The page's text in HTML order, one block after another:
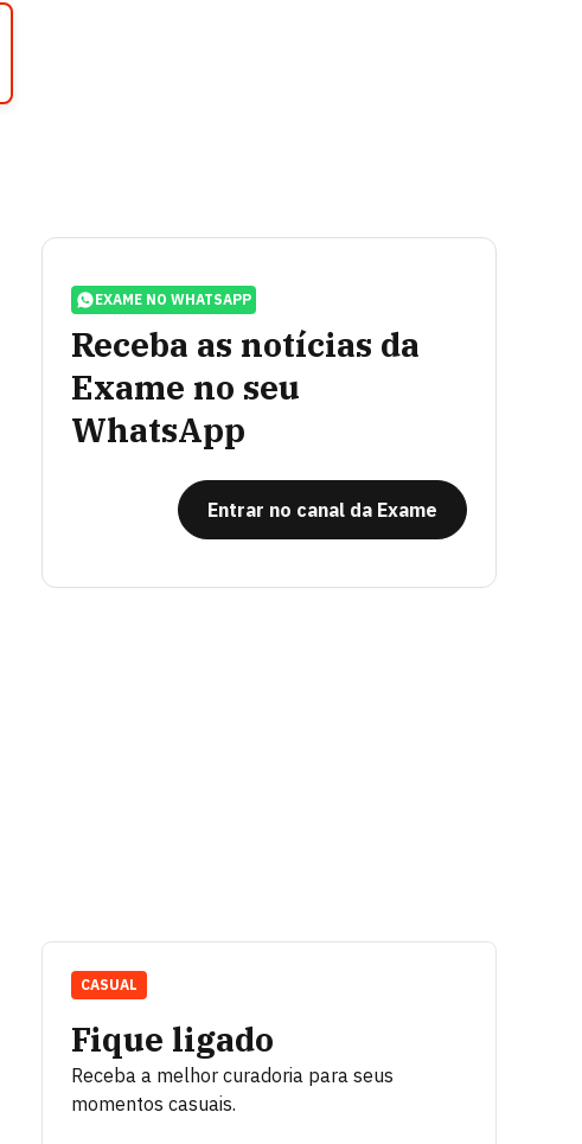
EXAME NO WHATSAPP
Receba as notícias da
Exame no seu
WhatsApp
Entrar no canal da Exame
Fique ligado
Receba a melhor curadoria para seus
momentos casuais.
CASUAL